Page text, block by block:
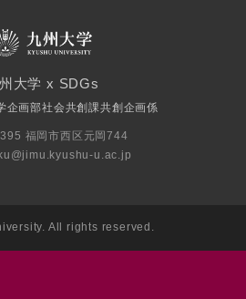
大学 x SDGs
企画部社会共創課共創企画係
福岡市西区元岡744
u.ac.jp
All rights reserved.